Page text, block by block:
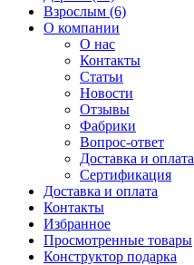
Взрослым (6)
О компании
О нас
Контакты
Статьи
Новости
Отзывы
Фабрики
Вопрос-ответ
Доставка и оплата
Сертификация
Доставка и оплата
Контакты
Избранное
Просмотренные товары
Конструктор подарка